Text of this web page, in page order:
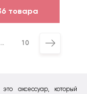
аксессуар, который
товара
... 10